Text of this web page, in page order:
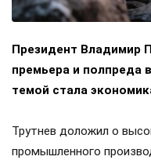
Президент Владимир
премьера и полпреда
темой стала
Трутнев доложил о
промышленного